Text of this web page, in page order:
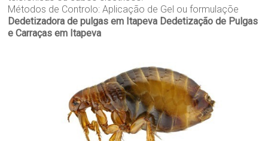
Métodos de Controlo: Aplicação de Gel ou formulaçõe
Dedetizadora de pulgas em Itapeva Dedetização de Pulgas
e Carraças em Itapeva